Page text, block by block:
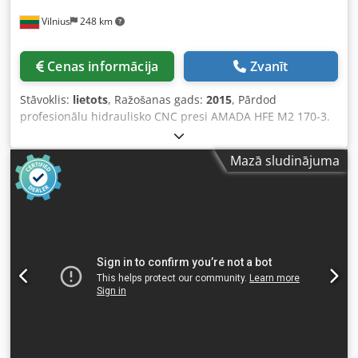
Vilnius 248 km
Cenas informācija Zvanīt
Stāvoklis: lietots, Ražošanas gads: 2015, Pārdod
profesionālu hidraulisko CNC presi AMADA HFE M2 170-3.
Iekārta ir pilnībā darba kārtībā, un par to vienmēr ir
rūpējies Amada servisa centrs. Iespējams apskatīt un
pārbaudīt. Iekārta tiek pārdota bez instrumentiem.
Instrumentus varam piedāvāt jaunus, atbilstoši jūsu
vajadzībām. Pamatinformācija Ražotājs: AMADA Modelis:
Tehniskie parametri Dkjdpfx Aszrw Akondor Attālums starp
kolonnām: 2700 mm Gājiens: 200 mm Dziļums (līdz sānu
rāmim): 420 mm Pievades ātrums: 100 mm/s Darba
Mazā sludinājuma